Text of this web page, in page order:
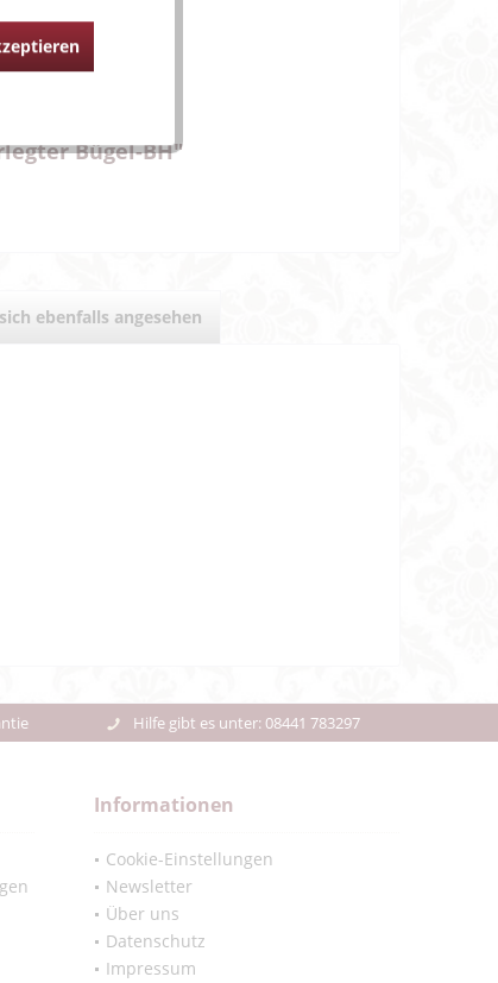
Bügel-BH"
ebenfalls angesehen
Hilfe gibt es unter: 08441 783297
Informationen
Cookie-Einstellungen
Newsletter
Über uns
Datenschutz
Impressum